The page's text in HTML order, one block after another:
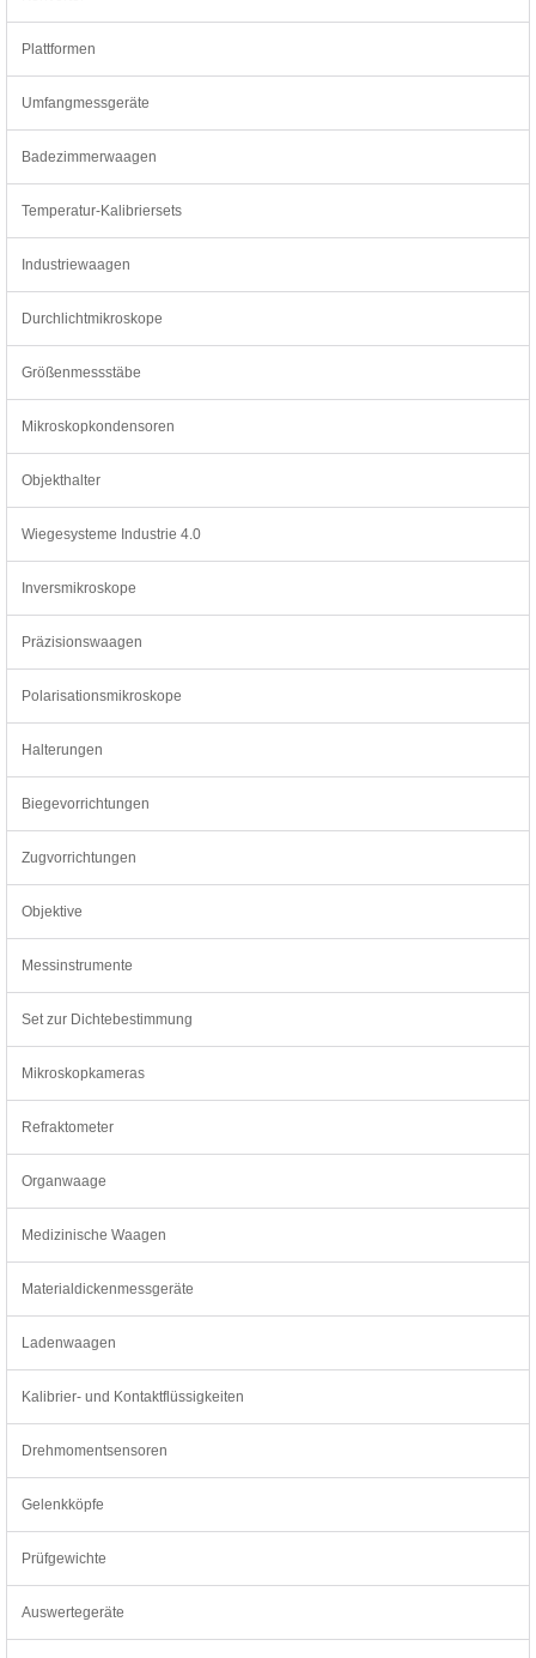
Plattformen
Umfangmessgeräte
Badezimmerwaagen
Temperatur-Kalibriersets
Industriewaagen
Durchlichtmikroskope
Größenmessstäbe
Mikroskopkondensoren
Objekthalter
Wiegesysteme Industrie 4.0
Inversmikroskope
Präzisionswaagen
Polarisationsmikroskope
Halterungen
Biegevorrichtungen
Zugvorrichtungen
Objektive
Messinstrumente
Set zur Dichtebestimmung
Mikroskopkameras
Refraktometer
Organwaage
Medizinische Waagen
Materialdickenmessgeräte
Ladenwaagen
Kalibrier- und Kontaktflüssigkeiten
Drehmomentsensoren
Gelenkköpfe
Prüfgewichte
Auswertegeräte